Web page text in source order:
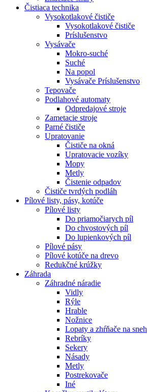
Čistiaca technika
Vysokotlakové čističe
Vysokotlakové čističe
Príslušenstvo
Vysávače
Mokro-suché
Suché
Na popol
Vysávače Príslušenstvo
Tepovače
Podlahové automaty
Odpredajové stroje
Zametacie stroje
Parné čističe
Upratovanie
Čističe na okná
Upratovacie vozíky
Mopy
Metly
Čistenie odpadov
Čističe tvrdých podláh
Pílové listy, pásy, kotúče
Pílové listy
Do priamočiarych píl
Do chvostových píl
Do lupienkových píl
Pílové pásy
Pílové kotúče na drevo
Redukčné krúžky
Záhrada
Záhradné náradie
Vidly
Rýle
Hrable
Nožnice
Lopaty a zhŕňače na sneh
Rebríky
Sekery
Násady
Metly
Postrekovače
Iné